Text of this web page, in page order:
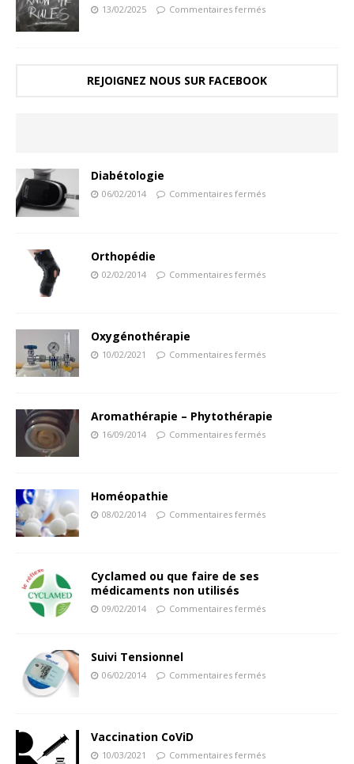
13/02/2025 Commentaires fermés
REJOIGNEZ NOUS SUR FACEBOOK
Diabétologie
06/02/2014 Commentaires fermés
Orthopédie
02/02/2014 Commentaires fermés
Oxygénothérapie
10/02/2021 Commentaires fermés
Aromathérapie – Phytothérapie
16/09/2014 Commentaires fermés
Homéopathie
08/02/2014 Commentaires fermés
Cyclamed ou que faire de ses
médicaments non utilisés
09/02/2014 Commentaires fermés
Suivi Tensionnel
06/02/2014 Commentaires fermés
Vaccination CoViD
10/03/2021 Commentaires fermés